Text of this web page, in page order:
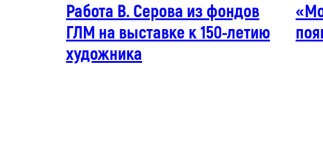
Работа В. Серова из фондов
ГЛМ на выставке к 150-летию
художника